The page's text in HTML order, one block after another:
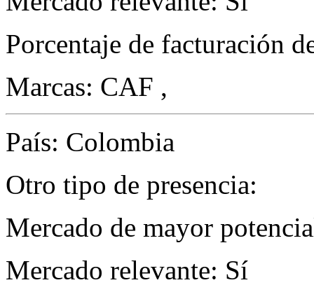
Porcentaje de facturación
Marcas: CAF ,
País: Colombia
Otro tipo de presencia:
Mercado de mayor
Mercado relevante: Sí